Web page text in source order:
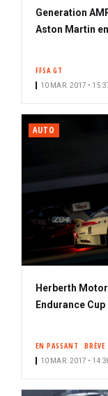
Generation
Aston Martin
FFSA GT
10 MAR. 2017 •
AUTO
Herberth
Endurance Cup
EN PASSANT BRÈVE
10 MAR. 2017 •